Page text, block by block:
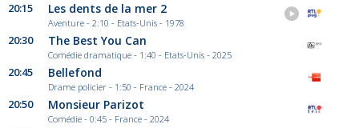
20:15 Les dents de la mer 2
Aventure - 2:10 - Etats-Unis - 1978
20:30 The Best You Can
Comédie dramatique - 1:40 - Etats-Unis - 2025
20:45 Bellefond
Drame policier - 1:50 - France - 2024
20:50 Monsieur Parizot
Comédie - 0:45 - France - 2024